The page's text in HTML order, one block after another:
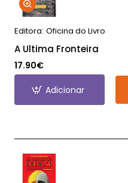
Editora: Oficina do Livro
A Ultima Fronteira
17.90€
Adicionar